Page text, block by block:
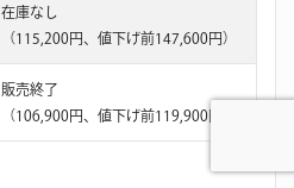
在庫なし
（115,200円、値下げ前147,600円）
販売終了
（106,900円、値下げ前119,900円）